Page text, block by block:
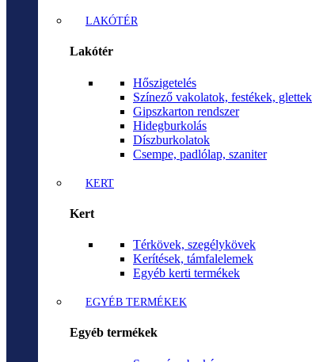
LAKÓTÉR
Lakótér
Hőszigetelés
Színező vakolatok, festékek, glettek
Gipszkarton rendszer
Hidegburkolás
Díszburkolatok
Csempe, padlólap, szaniter
KERT
Kert
Térkövek, szegélykövek
Kerítések, támfalelemek
Egyéb kerti termékek
EGYÉB TERMÉKEK
Egyéb termékek